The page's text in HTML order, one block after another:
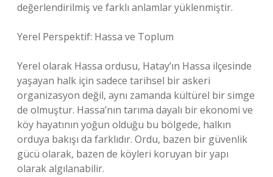
değerlendirilmiş ve farklı anlamlar yüklenmiştir.
Yerel Perspektif: Hassa ve Toplum
Yerel olarak Hassa ordusu, Hatay’ın Hassa ilçesinde
yaşayan halk için sadece tarihsel bir askeri
organizasyon değil, aynı zamanda kültürel bir simge
de olmuştur. Hassa’nın tarıma dayalı bir ekonomi ve
köy hayatının yoğun olduğu bu bölgede, halkın
orduya bakışı da farklıdır. Ordu, bazen bir güvenlik
gücü olarak, bazen de köyleri koruyan bir yapı
olarak algılanabilir.